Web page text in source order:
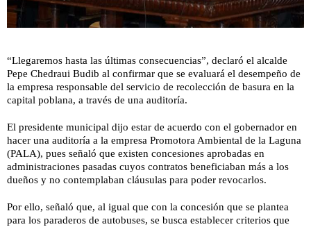
“Llegaremos hasta las últimas consecuencias”, declaró el alcalde
Pepe Chedraui Budib al confirmar que se evaluará el desempeño de
la empresa responsable del servicio de recolección de basura en la
capital poblana, a través de una auditoría.
El presidente municipal dijo estar de acuerdo con el gobernador en
hacer una auditoría a la empresa Promotora Ambiental de la Laguna
(PALA), pues señaló que existen concesiones aprobadas en
administraciones pasadas cuyos contratos beneficiaban más a los
dueños y no contemplaban cláusulas para poder revocarlos.
Por ello, señaló que, al igual que con la concesión que se plantea
para los paraderos de autobuses, se busca establecer criterios que